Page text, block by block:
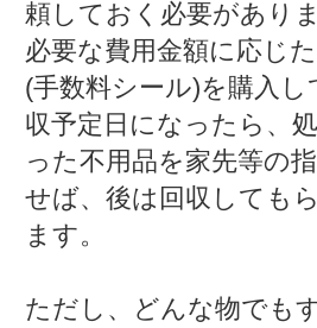
頼しておく必要があり
必要な費用金額に応じ
(手数料シール)を購入し
収予定日になったら、
った不用品を家先等の
せば、後は回収しても
ます。
ただし、どんな物でも